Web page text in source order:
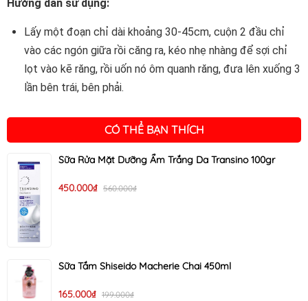
Hướng dẫn sử dụng:
Lấy một đoạn chỉ dài khoảng 30-45cm, cuộn 2 đầu chỉ
vào các ngón giữa rồi căng ra, kéo nhẹ nhàng để sợi chỉ
lọt vào kẽ răng, rồi uốn nó ôm quanh răng, đưa lên xuống 3
lần bên trái, bên phải.
CÓ THỂ BẠN THÍCH
Sữa Rửa Mặt Dưỡng Ẩm Trắng Da Transino 100gr
450.000₫ 560.000₫
Sữa Tắm Shiseido Macherie Chai 450ml
165.000₫ 199.000₫